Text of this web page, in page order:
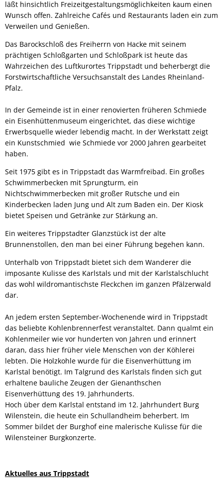
läßt hinsichtlich Freizeitgestaltungsmöglichkeiten kaum einen
Wunsch offen. Zahlreiche Cafés und Restaurants laden ein zum
Verweilen und Genießen.
Das Barockschloß des Freiherrn von Hacke mit seinem
prächtigen Schloßgarten und Schloßpark ist heute das
Wahrzeichen des Luftkurortes Trippstadt und beherbergt die
Forstwirtschaftliche Versuchsanstalt des Landes Rheinland-
Pfalz.
In der Gemeinde ist in einer renovierten früheren Schmiede
ein Eisenhüttenmuseum eingerichtet, das diese wichtige
Erwerbsquelle wieder lebendig macht. In der Werkstatt zeigt
ein Kunstschmied wie Schmiede vor 2000 Jahren gearbeitet
haben.
Seit 1975 gibt es in Trippstadt das Warmfreibad. Ein großes
Schwimmerbecken mit Sprungturm, ein
Nichtschwimmerbecken mit großer Rutsche und ein
Kinderbecken laden Jung und Alt zum Baden ein. Der Kiosk
bietet Speisen und Getränke zur Stärkung an.
Ein weiteres Trippstadter Glanzstück ist der alte
Brunnenstollen, den man bei einer Führung begehen kann.
Unterhalb von Trippstadt bietet sich dem Wanderer die
imposante Kulisse des Karlstals und mit der Karlstalschlucht
das wohl wildromantischste Fleckchen im ganzen Pfälzerwald
dar.
An jedem ersten September-Wochenende wird in Trippstadt
das beliebte Kohlenbrennerfest veranstaltet. Dann qualmt ein
Kohlenmeiler wie vor hunderten von Jahren und erinnert
daran, dass hier früher viele Menschen von der Köhlerei
lebten. Die Holzkohle wurde für die Eisenverhüttung im
Karlstal benötigt. Im Talgrund des Karlstals finden sich gut
erhaltene bauliche Zeugen der Gienanthschen
Eisenverhüttung des 19. Jahrhunderts.
Hoch über dem Karlstal entstand im 12. Jahrhundert Burg
Wilenstein, die heute ein Schullandheim beherbert. Im
Sommer bildet der Burghof eine malerische Kulisse für die
Wilensteiner Burgkonzerte.
Aktuelles aus Trippstadt